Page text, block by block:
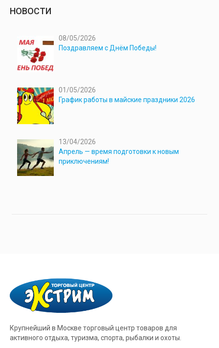
НОВОСТИ
08/05/2026
Поздравляем с Днём Победы!
01/05/2026
График работы в майские праздники 2026
13/04/2026
Апрель — время подготовки к новым
приключениям!
Крупнейший в Москве торговый центр товаров для
активного отдыха, туризма, спорта, рыбалки и охоты.